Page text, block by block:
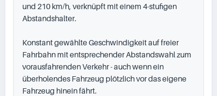
und 210 km/h, verknüpft mit einem 4-stufigen
Abstandshalter.
Konstant gewählte Geschwindigkeit auf freier
Fahrbahn mit entsprechender Abstandswahl zum
vorausfahrenden Verkehr - auch wenn ein
überholendes Fahrzeug plötzlich vor das eigene
Fahrzeug hinein fährt.